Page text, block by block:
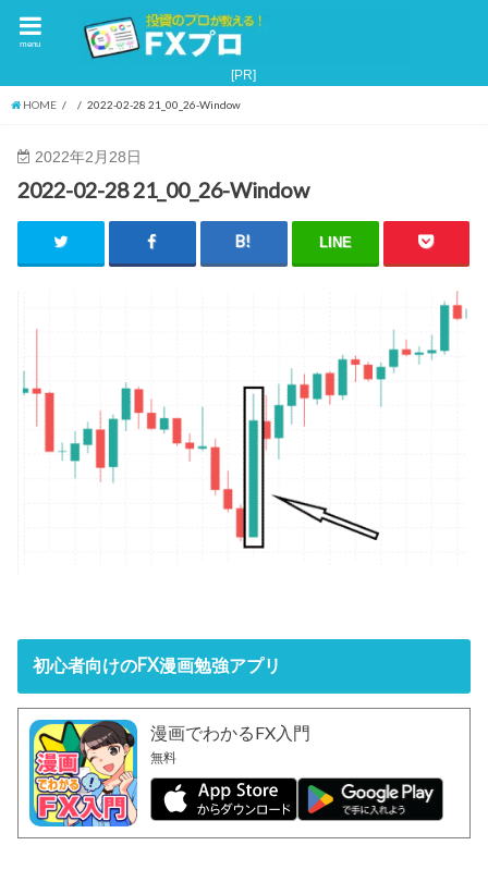
menu
HOME 2022-02-28 21_00_26-Window
2022年2月28日
2022-02-28 21_00_26-Window
LINE
初心者向けのFX漫画勉強アプリ
漫画でわかるFX入門
無料